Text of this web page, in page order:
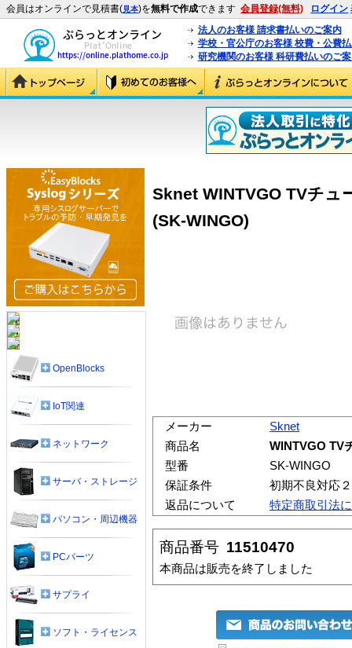
会員はオンラインで見積書(見本)を無料で作成できます 会員登録(無料) ログイン
法人のお客様 請求書払いのご案内
学校・官公庁のお客様 校費・公費
研究機関のお客様 科研費払いのご
Sknet WINTVGO TVチュ
(SK-WINGO)
メーカー
Sknet
商品名
WINTVGO TV
型番
SK-WINGO
保証条件
初期不良対応
返品について
特定商取引法
商品番号 11510470
本商品は販売を終了しました
OpenBlocks
IoT関連
ネットワーク
サーバ・ストレージ
パソコン・周辺機器
PCパーツ
サプライ
ソフト・ライセンス